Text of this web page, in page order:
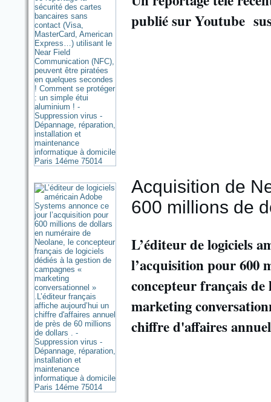
publié sur Youtube
Acquisition de
600 millions de
L’éditeur de logiciels
l’acquisition pour 600
concepteur français de
marketing
chiffre d'affaires